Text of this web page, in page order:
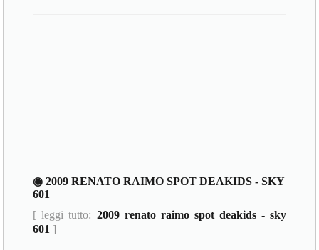
◉ 2009 RENATO RAIMO SPOT DEAKIDS - SKY
601
[ leggi tutto: 2009 renato raimo spot deakids - sky
601 ]